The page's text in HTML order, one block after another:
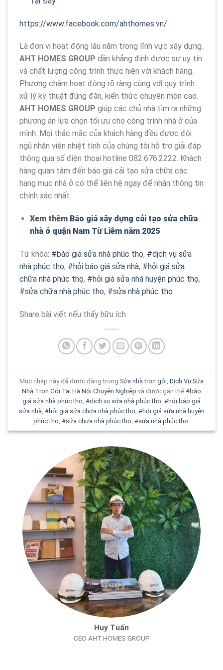
https://www.facebook.com/ahthomes.vn/
Là đơn vị hoạt động lâu năm trong lĩnh vực xây dựng.
AHT HOMES GROUP dần khẳng định được sự uy tín
và chất lượng công trình thực hiện với khách hàng.
Phương châm hoạt động rõ ràng cùng với quy trình
xử lý kỹ thuật đúng đắn, kiến thức chuyên môn cao.
AHT HOMES GROUP giúp các chủ nhà tìm ra những
phương án lựa chọn tối ưu cho công trình nhà ở của
mình. Mọi thắc mắc của khách hàng đều được đội
ngũ nhân viên nhiệt tình của chúng tôi hỗ trợ giải đáp
thông qua số điện thoại hotline 082.676.2222. Khách
hàng quan tâm đến báo giá cải tạo sửa chữa các
hạng mục nhà ở có thể liên hệ ngay để nhận thông tin
chính xác nhất.
Xem thêm Báo giá xây dựng cải tạo sửa chữa
nhà ở quận Nam Từ Liêm năm 2025
Từ khóa: #báo giá sửa nhà phúc thọ, #dịch vụ sửa
nhà phúc thọ, #hỏi báo giá sửa nhà, #hỏi giá sửa
chữa nhà phúc thọ, #hỏi giá sửa nhà huyện phúc thọ,
#sửa chữa nhà phúc thọ, #sửa nhà phúc thọ
Share bài viết nếu thấy hữu ích
Mục nhập này đã được đăng trong Sửa nhà trọn gói, Dịch Vụ Sửa
Nhà Trọn Gói Tại Hà Nội Chuyên Nghiệp và được gắn thẻ #báo
giá sửa nhà phúc thọ, #dịch vụ sửa nhà phúc thọ, #hỏi báo giá
sửa nhà, #hỏi giá sửa chữa nhà phúc thọ, #hỏi giá sửa nhà huyện
phúc thọ, #sửa chữa nhà phúc thọ, #sửa nhà phúc thọ.
Huy Tuấn
CEO AHT HOMES GROUP